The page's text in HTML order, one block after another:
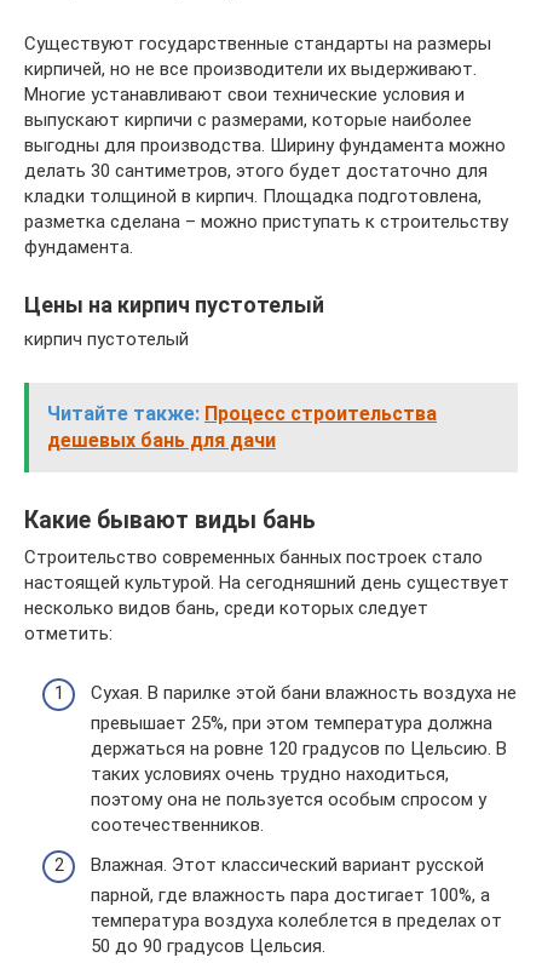
Существуют государственные стандарты на размеры
кирпичей, но не все производители их выдерживают.
Многие устанавливают свои технические условия и
выпускают кирпичи с размерами, которые наиболее
выгодны для производства. Ширину фундамента можно
делать 30 сантиметров, этого будет достаточно для
кладки толщиной в кирпич. Площадка подготовлена,
разметка сделана – можно приступать к строительству
фундамента.
Цены на кирпич пустотелый
кирпич пустотелый
Читайте также: Процесс строительства
дешевых бань для дачи
Какие бывают виды бань
Строительство современных банных построек стало
настоящей культурой. На сегодняшний день существует
несколько видов бань, среди которых следует
отметить:
Сухая. В парилке этой бани влажность воздуха не
превышает 25%, при этом температура должна
держаться на ровне 120 градусов по Цельсию. В
таких условиях очень трудно находиться,
поэтому она не пользуется особым спросом у
соотечественников.
Влажная. Этот классический вариант русской
парной, где влажность пара достигает 100%, а
температура воздуха колеблется в пределах от
50 до 90 градусов Цельсия.